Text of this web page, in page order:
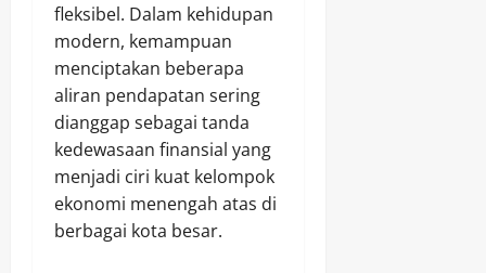
fleksibel. Dalam kehidupan
modern, kemampuan
menciptakan beberapa
aliran pendapatan sering
dianggap sebagai tanda
kedewasaan finansial yang
menjadi ciri kuat kelompok
ekonomi menengah atas di
berbagai kota besar.